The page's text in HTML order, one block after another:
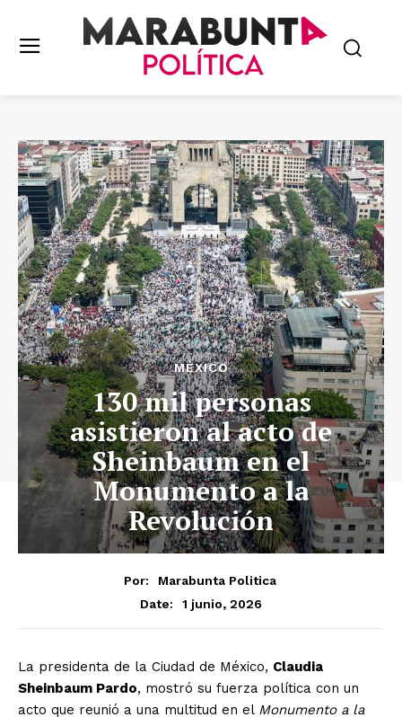
MÉXICO
130 mil personas
asistieron al acto de
Sheinbaum en el
Monumento a la
Revolución
Por:
Marabunta Politica
Date:
1 junio, 2026
La presidenta de la Ciudad de México, Claudia
Sheinbaum Pardo, mostró su fuerza política con un
acto que reunió a una multitud en el Monumento a la